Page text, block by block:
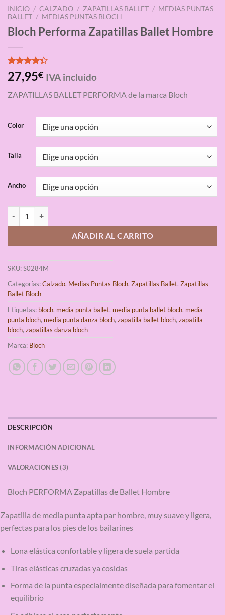
INICIO / CALZADO / ZAPATILLAS BALLET / MEDIAS PUNTAS
BALLET / MEDIAS PUNTAS BLOCH
Bloch Performa Zapatillas Ballet Hombre
Valorado
con4.33
base a
3
27,95€ IVA incluido
ZAPATILLAS BALLET PERFORMA de la marca Bloch
Color
Talla
Ancho
AÑADIR AL CARRITO
SKU:S0284M
Categorías:Calzado, Medias Puntas Bloch, Zapatillas Ballet, Zapatillas
Ballet Bloch
Etiquetas: bloch, media punta ballet, media punta ballet bloch, media
punta bloch, media punta danza bloch, zapatilla ballet bloch, zapatilla
bloch, zapatillas danza bloch
Marca: Bloch
DESCRIPCIÓN
INFORMACIÓN ADICIONAL
VALORACIONES (3)
Bloch PERFORMA Zapatillas de Ballet Hombre
Zapatilla de media punta apta par hombre, muy suave y ligera,
perfectas para los pies de los bailarines
Lona elástica confortable y ligera de suela partida
Tiras elásticas cruzadas ya cosidas
Forma de la punta especialmente diseñada para fomentar el
equilibrio